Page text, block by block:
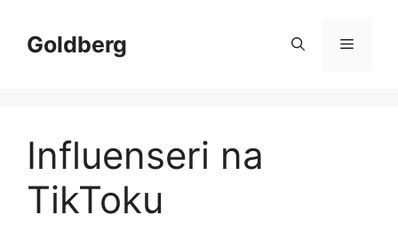
contentGoldberg Menu
Influenseri na
TikToku